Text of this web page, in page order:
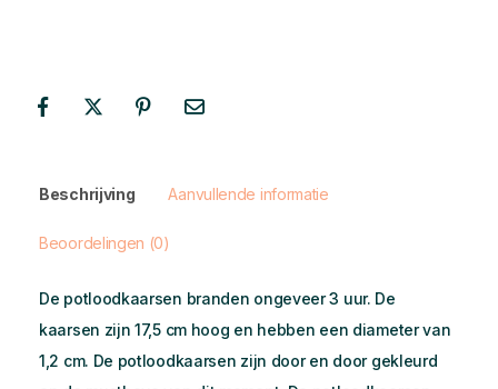
Beschrijving Aanvullende informatie
Beoordelingen (0)
De potloodkaarsen branden ongeveer 3 uur. De
kaarsen zijn 17,5 cm hoog en hebben een diameter van
1,2 cm. De potloodkaarsen zijn door en door gekleurd